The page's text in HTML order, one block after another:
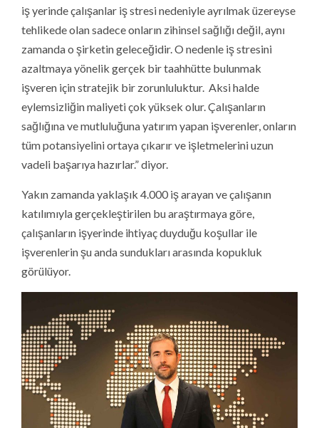
iş yerinde çalışanlar iş stresi nedeniyle ayrılmak üzereyse
tehlikede olan sadece onların zihinsel sağlığı değil, aynı
zamanda o şirketin geleceğidir. O nedenle iş stresini
azaltmaya yönelik gerçek bir taahhütte bulunmak
işveren için stratejik bir zorunluluktur. Aksi halde
eylemsizliğin maliyeti çok yüksek olur. Çalışanların
sağlığına ve mutluluğuna yatırım yapan işverenler, onların
tüm potansiyelini ortaya çıkarır ve işletmelerini uzun
vadeli başarıya hazırlar.” diyor.
Yakın zamanda yaklaşık 4.000 iş arayan ve çalışanın
katılımıyla gerçekleştirilen bu araştırmaya göre,
çalışanların işyerinde ihtiyaç duyduğu koşullar ile
işverenlerin şu anda sundukları arasında kopukluk
görülüyor.